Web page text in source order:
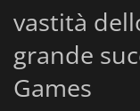
vastità
grande
Games